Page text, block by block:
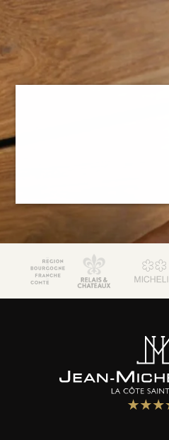
Côte Saint-Jacques &